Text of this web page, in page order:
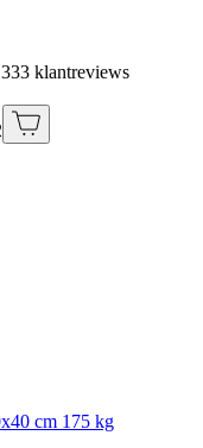
klantreviews
cm 175 kg